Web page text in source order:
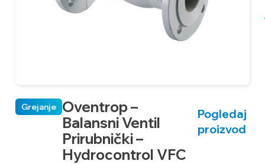
Oventrop –
Balansni Ventil
Prirubnički –
Hydrocontrol VFC
Grejanje
Pogledaj
proizvod